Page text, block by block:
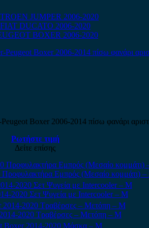
JUMPER 2006-2020
FIAT DUCATO 2006-2020
BOXER 2006-2020
Boxer 2006-2014 πίσω φανάρι
Ρωτήστε τιμή
Δείτε επίσης
Προφυλακτήρα Εμπρός (Μεσαίο κομμάτι)
2020 Σετ Ψυγεία με Intercooler – Μ
2020 Τραβέρσες – Μετόπη – Μ